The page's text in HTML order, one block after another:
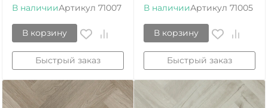
В наличииАртикул 71007
В корзину
Быстрый заказ
В наличииАртикул 71005
В корзину
Быстрый заказ